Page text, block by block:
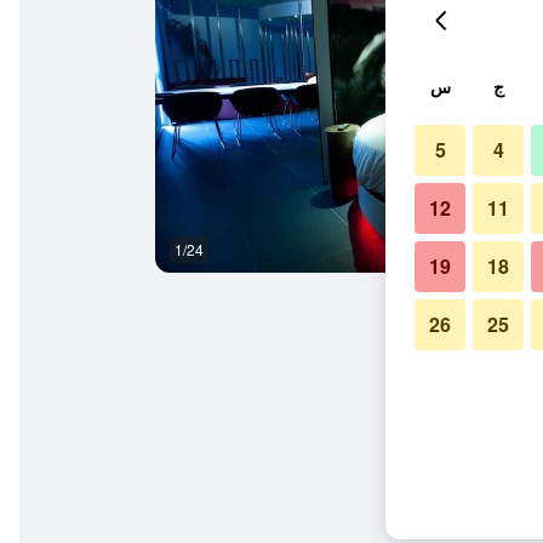
1/24
ج س
4
5
11
12
18
19
25
26